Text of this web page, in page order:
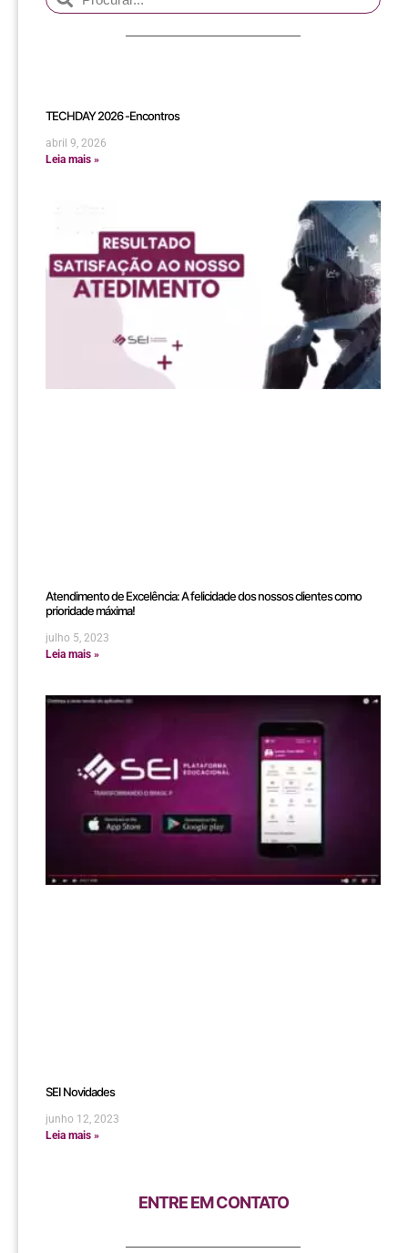
TECHDAY 2026 -Encontros
abril 9, 2026
Leia mais »
Atendimento de Excelência: A felicidade dos nossos clientes como
prioridade máxima!
julho 5, 2023
Leia mais »
SEI Novidades
junho 12, 2023
Leia mais »
ENTRE EM CONTATO